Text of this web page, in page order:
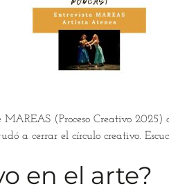
MAREAS (Proceso Creativo
a cerrar el círculo creativo.
en el arte?